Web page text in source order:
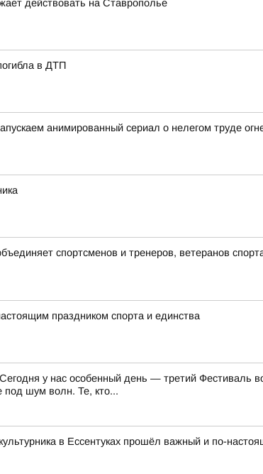
действовать на Ставрополье
в ДТП
анимированный сериал о нелегом труде
спортсменов и тренеров, ветеранов
праздником спорта и единства
у нас особенный день — третий Фестиваль
под шум волн. Те, кто...
в Ессентуках прошёл важный и по-